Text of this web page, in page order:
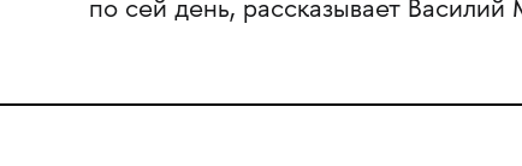
по сей день, рассказывает Василий